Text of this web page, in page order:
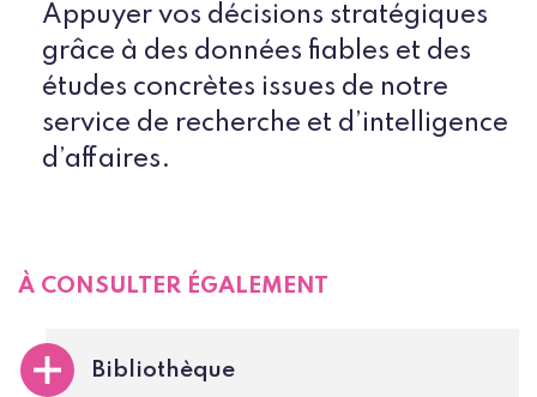
Appuyer vos décisions stratégiques
grâce à des données fiables et des
études concrètes issues de notre
service de recherche et d’intelligence
d’affaires.
À CONSULTER ÉGALEMENT
Bibliothèque